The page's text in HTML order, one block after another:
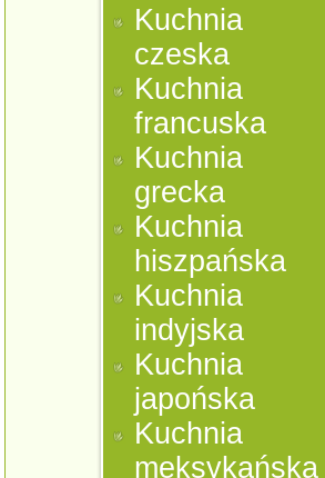
Kuchnia
czeska
Kuchnia
francuska
Kuchnia
grecka
Kuchnia
hiszpańska
Kuchnia
indyjska
Kuchnia
japońska
Kuchnia
meksykańska